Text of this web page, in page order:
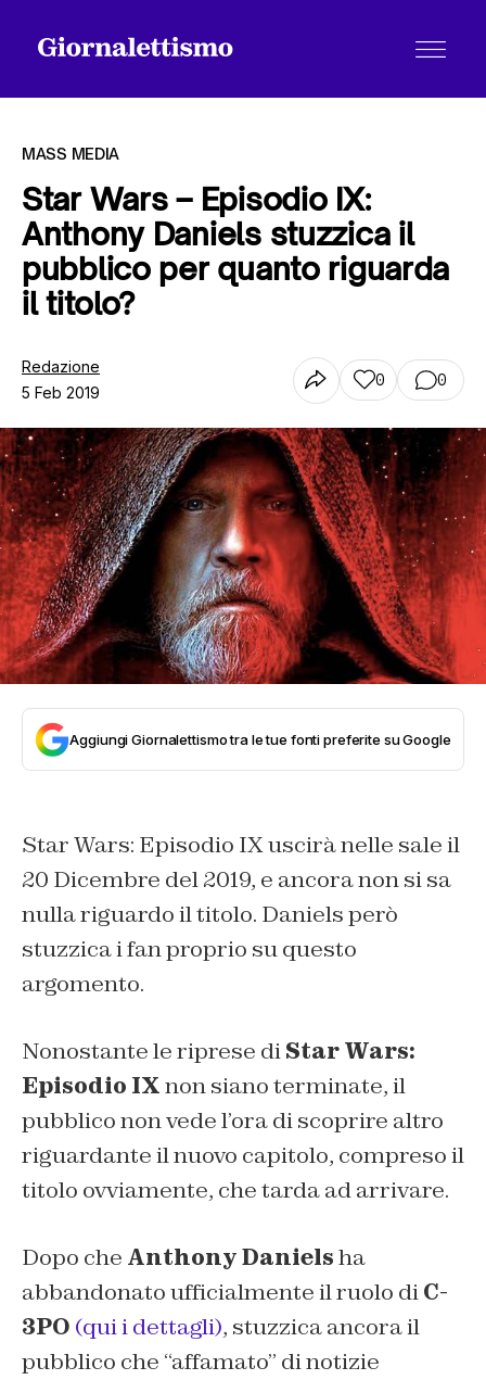
Tutti gli articoli
MASS MEDIA
Star Wars – Episodio IX:
Anthony Daniels stuzzica il
pubblico per quanto riguarda
il titolo?
Redazione
5 Feb 2019
0 0
Aggiungi Giornalettismo tra le tue fonti preferite su Google
Star Wars: Episodio IX uscirà nelle sale il
20 Dicembre del 2019, e ancora non si sa
nulla riguardo il titolo. Daniels però
stuzzica i fan proprio su questo
argomento.
Nonostante le riprese diStar Wars:
Episodio IXnon siano terminate, il
pubblico non vede l’ora di scoprire altro
riguardante il nuovo capitolo, compreso il
titolo ovviamente, che tarda ad arrivare.
Dopo che Anthony Danielsha
abbandonato ufficialmente il ruolo diC-
3PO (qui i dettagli), stuzzica ancora il
pubblico che “affamato” di notizie